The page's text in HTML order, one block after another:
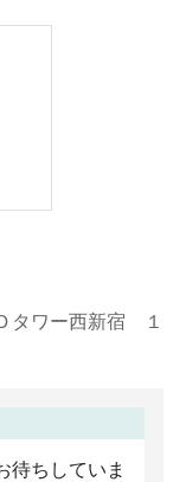
タワー西新宿 １
待ちしていま